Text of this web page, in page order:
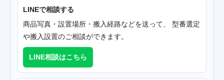
LINEで相談する
商品写真・設置場所・搬入経路などを送って、 型番選定
や搬入設置のご相談ができます。
LINE相談はこちら